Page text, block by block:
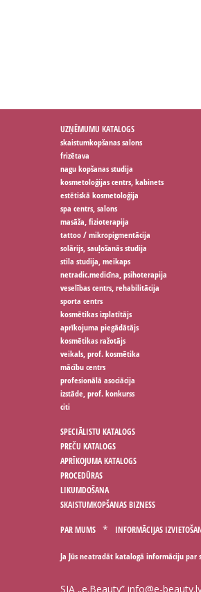
UZŅĒMUMU KATALOGS
skaistumkopšanas salons
frizētava
nagu kopšanas studija
kosmetoloģijas centrs, kabinets
estētiskā kosmetoloģija
spa centrs, salons
masāža, fizioterapija
tattoo / mikropigmentācija
solārijs, sauļošanās studija
stila studija, meikaps
netradic.medicīna, psihoterapija
veselības centrs, rehabilitācija
sporta centrs
kosmētikas izplatītājs
aprīkojuma piegādātājs
kosmētikas ražotājs
veikals, prof. kosmētika
mācību centrs
profesionālā asociācija
izstāde, prof. konkurss
citi
SPECIĀLISTU KATALOGS
PREČU KATALOGS
APRĪKOJUMA KATALOGS
PROCEDŪRAS
LIKUMDOŠANA
SKAISTUMKOPŠANAS BIZNESS
PAR MUMS INFORMĀCIJAS
Ja Jūs neatradāt katalogā informāciju par
SIA „e.Beauty” info@e-